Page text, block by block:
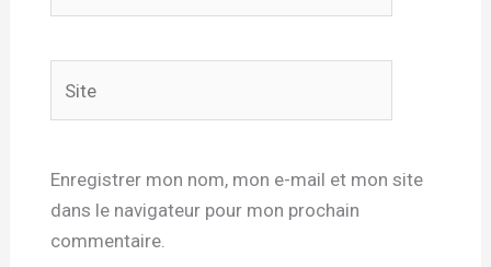
Enregistrer mon nom, mon e-mail et mon site
dans le navigateur pour mon prochain
commentaire.